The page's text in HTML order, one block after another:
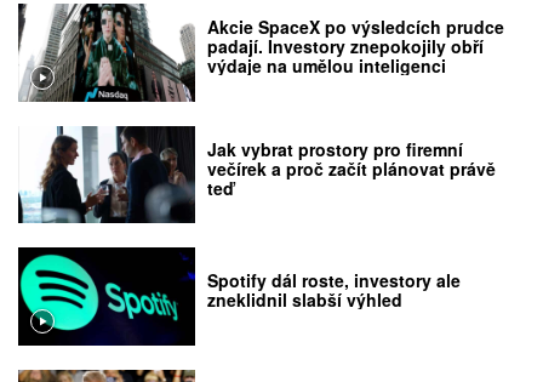
Akcie SpaceX po výsledcích prudce
padají. Investory znepokojily obří
výdaje na umělou inteligenci
Jak vybrat prostory pro firemní
večírek a proč začít plánovat právě
teď
Spotify dál roste, investory ale
zneklidnil slabší výhled